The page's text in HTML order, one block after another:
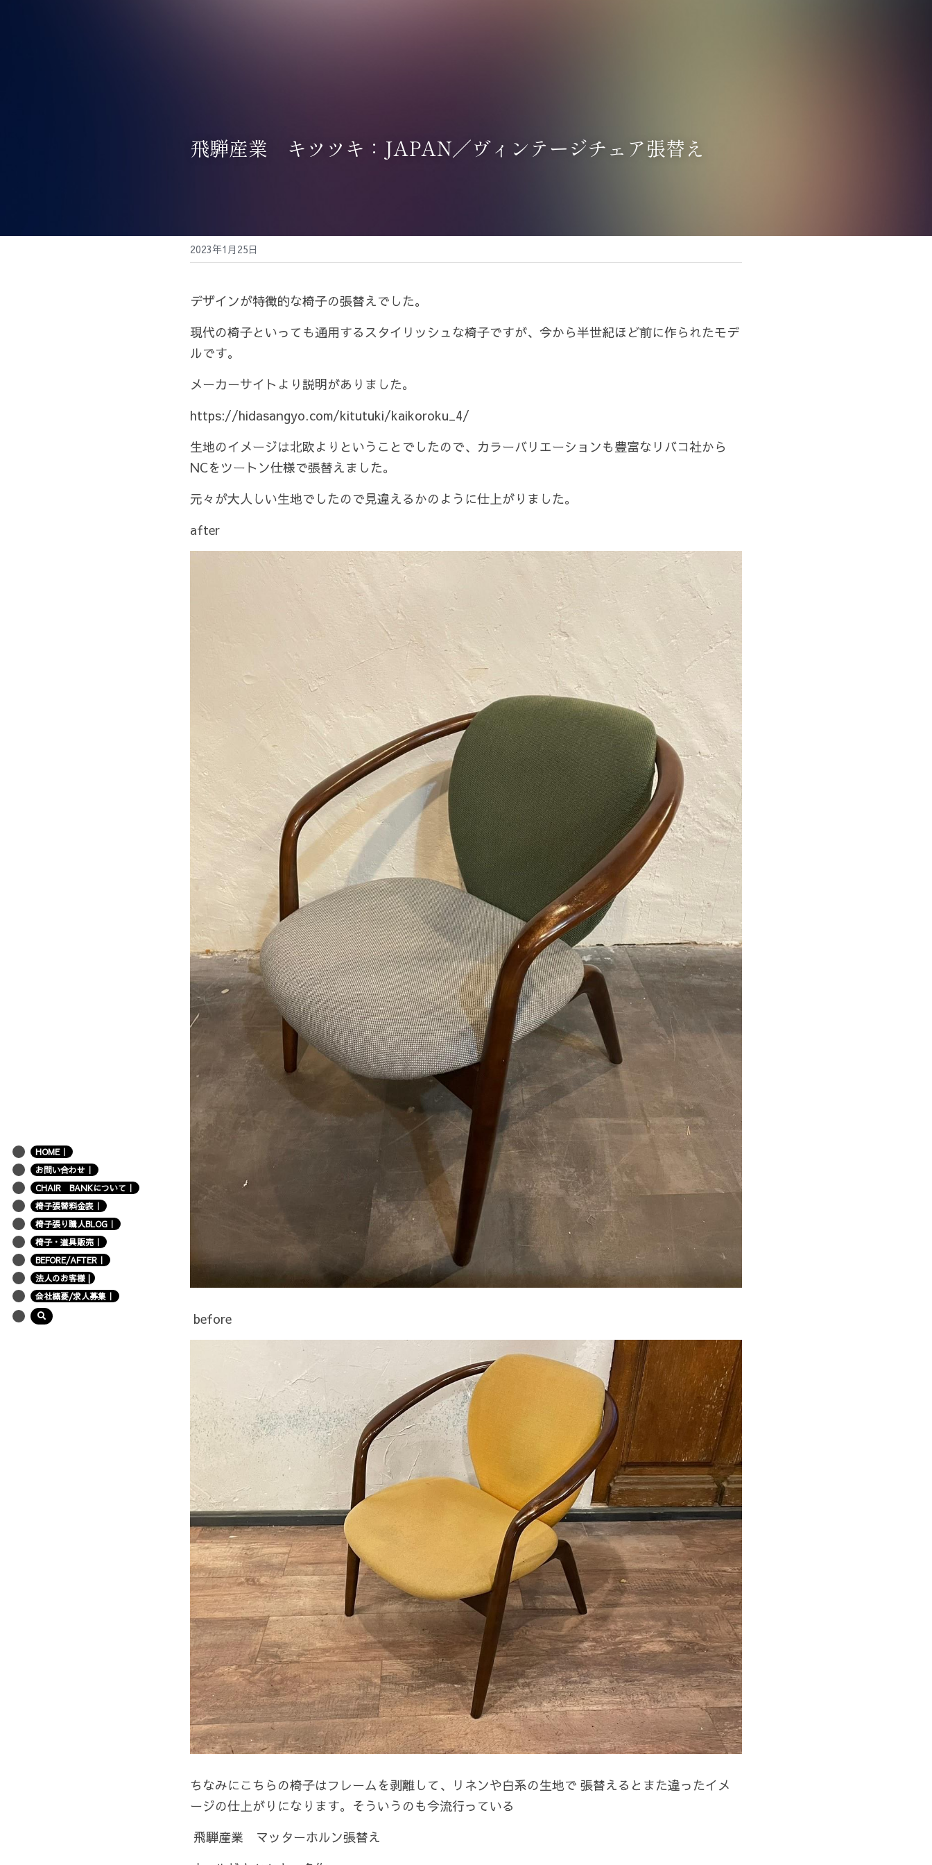
HOME｜
お問い合わせ｜
CHAIR BANKについて｜
椅子張替料金表｜
椅子張り職人BLOG｜
椅子・道具販売｜
BEFORE/AFTER｜
法人のお客様 |
会社概要/求人募集｜
飛騨産業　キツツキ：JAPAN／ヴィンテージチェア張替え
2023年1月25日
デザインが特徴的な椅子の張替えでした。
現代の椅子といっても通用するスタイリッシュな椅子ですが、今から半世紀ほど前に作られたモデ
ルです。
メーカーサイトより説明がありました。
https://hidasangyo.com/kitutuki/kaikoroku_4/
生地のイメージは北欧よりということでしたので、カラーバリエーションも豊富なリバコ社から
NCをツートン仕様で張替えました。
元々が大人しい生地でしたので見違えるかのように仕上がりました。
after
before
ちなみにこちらの椅子はフレームを剥離して、リネンや白系の生地で 張替えるとまた違ったイメ
ージの仕上がりになります。そういうのも今流行っている
飛騨産業　マッターホルン張替え